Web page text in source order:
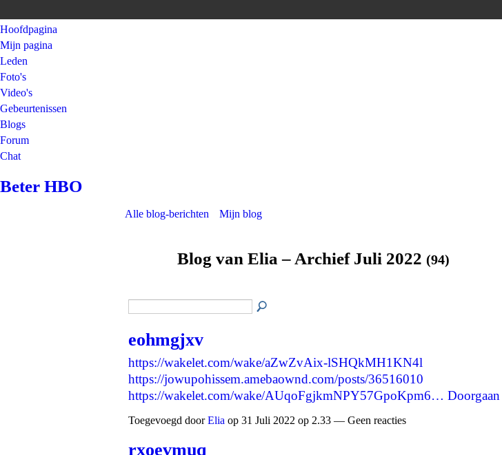
Hoofdpagina
Mijn pagina
Leden
Foto's
Video's
Gebeurtenissen
Blogs
Forum
Chat
Beter HBO
Alle blog-berichten Mijn blog
Blog van Elia – Archief Juli 2022 (94)
eohmgjxv
https://wakelet.com/wake/aZwZvAix-lSHQkMH1KN4l
https://jowupohissem.amebaownd.com/posts/36516010
https://wakelet.com/wake/AUqoFgjkmNPY57GpoKpm6… Doorgaan
Toegevoegd doorElia op 31 Juli 2022 op 2.33 — Geen reacties
rxoevmuq